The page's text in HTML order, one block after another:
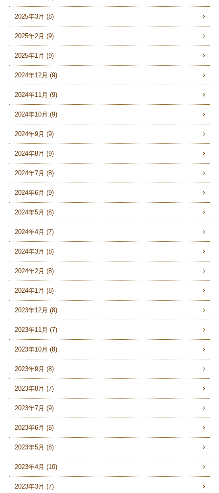
2025年3月 (8)
2025年2月 (9)
2025年1月 (9)
2024年12月 (9)
2024年11月 (9)
2024年10月 (9)
2024年9月 (9)
2024年8月 (9)
2024年7月 (8)
2024年6月 (9)
2024年5月 (8)
2024年4月 (7)
2024年3月 (8)
2024年2月 (8)
2024年1月 (8)
2023年12月 (8)
2023年11月 (7)
2023年10月 (8)
2023年9月 (8)
2023年8月 (7)
2023年7月 (9)
2023年6月 (8)
2023年5月 (8)
2023年4月 (10)
2023年3月 (7)